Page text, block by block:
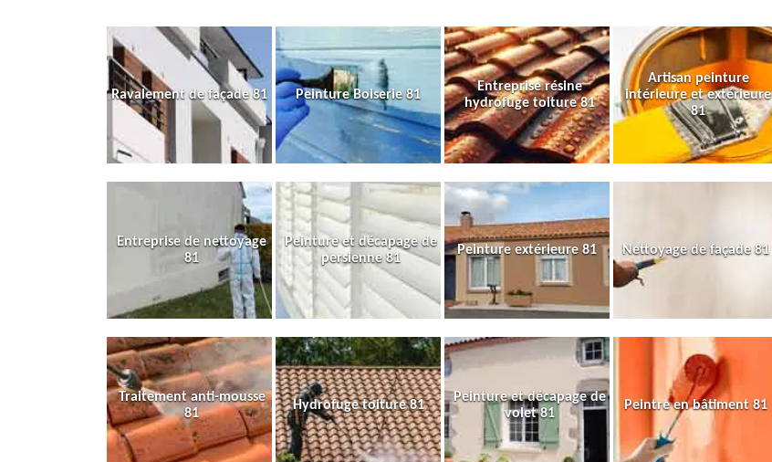
Ravalement de façade 81 Peinture Boiserie 81
Entreprise résine
hydrofuge toiture 81
Artisan peinture
intérieure et extérieure
81
Entreprise de nettoyage
81
Peinture et décapage de
persienne 81
Peinture extérieure 81 Nettoyage de façade 81
Traitement anti-mousse
81
Hydrofuge toiture 81
Peinture et décapage de
volet 81
Peintre en bâtiment 81